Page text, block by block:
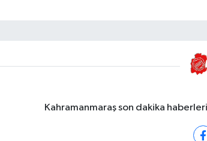
Kahramanmaraş son dakika